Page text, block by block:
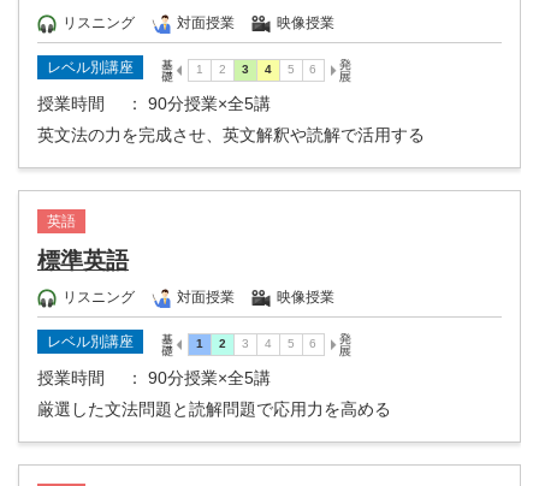
リスニング 対面授業 映像授業
レベル別講座
授業時間
： 90分授業×全5講
英文法の力を完成させ、英文解釈や読解で活用する
英語
標準英語
リスニング 対面授業 映像授業
レベル別講座
授業時間
： 90分授業×全5講
厳選した文法問題と読解問題で応用力を高める